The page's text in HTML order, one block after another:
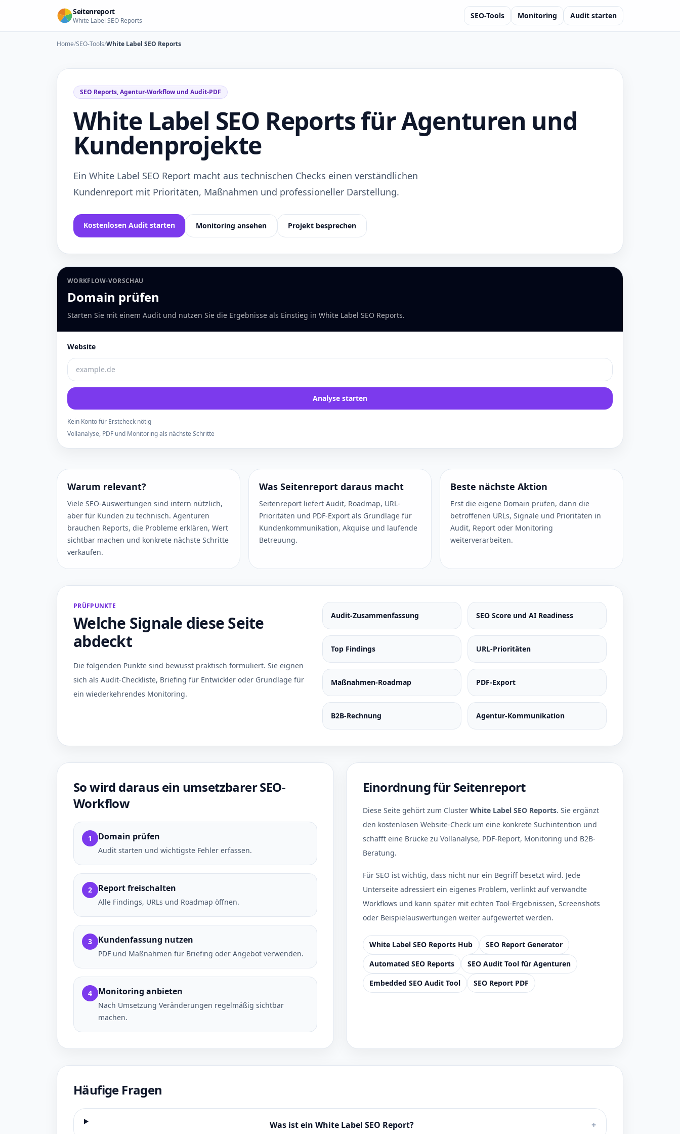
Zum Inhalt springen
Seitenreport
White Label SEO Reports
SEO-Tools Monitoring Audit starten
Home/SEO-Tools/White Label SEO Reports
SEO Reports, Agentur-Workflow und Audit-PDF
White Label SEO Reports für Agenturen und
Kundenprojekte
Ein White Label SEO Report macht aus technischen Checks einen verständlichen
Kundenreport mit Prioritäten, Maßnahmen und professioneller Darstellung.
Kostenlosen Audit starten Monitoring ansehen Projekt besprechen
WORKFLOW-VORSCHAU
Domain prüfen
Starten Sie mit einem Audit und nutzen Sie die Ergebnisse als Einstieg in White Label SEO Reports.
Website
Analyse starten
Kein Konto für Erstcheck nötig
Vollanalyse, PDF und Monitoring als nächste Schritte
Warum relevant?
Viele SEO-Auswertungen sind intern nützlich,
aber für Kunden zu technisch. Agenturen
brauchen Reports, die Probleme erklären, Wert
sichtbar machen und konkrete nächste Schritte
verkaufen.
Was Seitenreport daraus macht
Seitenreport liefert Audit, Roadmap, URL-
Prioritäten und PDF-Export als Grundlage für
Kundenkommunikation, Akquise und laufende
Betreuung.
Beste nächste Aktion
Erst die eigene Domain prüfen, dann die
betroffenen URLs, Signale und Prioritäten in
Audit, Report oder Monitoring
weiterverarbeiten.
PRÜFPUNKTE
Welche Signale diese Seite
abdeckt
Die folgenden Punkte sind bewusst praktisch formuliert. Sie eignen
sich als Audit-Checkliste, Briefing für Entwickler oder Grundlage für
ein wiederkehrendes Monitoring.
Audit-Zusammenfassung SEO Score und AI Readiness
Top Findings URL-Prioritäten
Maßnahmen-Roadmap PDF-Export
B2B-Rechnung Agentur-Kommunikation
So wird daraus ein umsetzbarer SEO-
Workflow
1 Domain prüfen
Audit starten und wichtigste Fehler erfassen.
2 Report freischalten
Alle Findings, URLs und Roadmap öffnen.
3 Kundenfassung nutzen
PDF und Maßnahmen für Briefing oder Angebot verwenden.
4 Monitoring anbieten
Nach Umsetzung Veränderungen regelmäßig sichtbar
machen.
Einordnung für Seitenreport
Diese Seite gehört zum Cluster White Label SEO Reports. Sie ergänzt
den kostenlosen Website-Check um eine konkrete Suchintention und
schafft eine Brücke zu Vollanalyse, PDF-Report, Monitoring und B2B-
Beratung.
Für SEO ist wichtig, dass nicht nur ein Begriff besetzt wird. Jede
Unterseite adressiert ein eigenes Problem, verlinkt auf verwandte
Workflows und kann später mit echten Tool-Ergebnissen, Screenshots
oder Beispielauswertungen weiter aufgewertet werden.
White Label SEO Reports Hub
SEO Report Generator
Automated SEO Reports
SEO Audit Tool für Agenturen
Embedded SEO Audit Tool
SEO Report PDF
Häufige Fragen
Was ist ein White Label SEO Report? +